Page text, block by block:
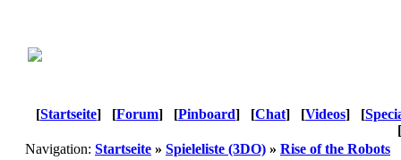
[Startseite] [Forum] [Pinboard] [Chat] [Videos] [
[
Navigation: Startseite » Spieleliste (3DO) » Rise of the Robots